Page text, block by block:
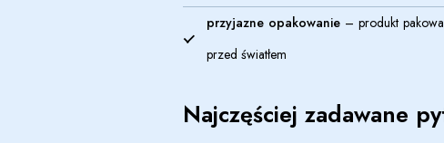
przyjazne opakowanie – produkt
przed światłem
Najczęściej zadawane